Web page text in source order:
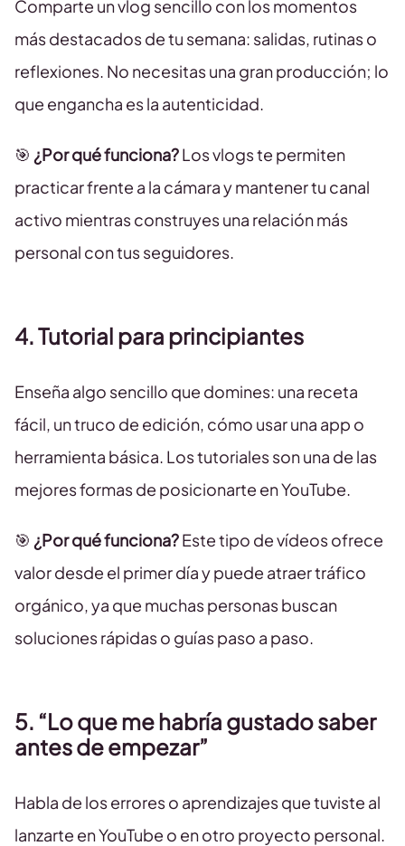
Comparte un vlog sencillo con los momentos
más destacados de tu semana: salidas, rutinas o
reflexiones. No necesitas una gran producción; lo
que engancha es la autenticidad.
🎯 ¿Por qué funciona?Los vlogs te permiten
practicar frente a la cámara y mantener tu canal
activo mientras construyes una relación más
personal con tus seguidores.
4. Tutorial para principiantes
Enseña algo sencillo que domines: una receta
fácil, un truco de edición, cómo usar una app o
herramienta básica. Los tutoriales son una de las
mejores formas de posicionarte en YouTube.
🎯 ¿Por qué funciona?Este tipo de vídeos ofrece
valor desde el primer día y puede atraer tráfico
orgánico, ya que muchas personas buscan
soluciones rápidas o guías paso a paso.
5. “Lo que me habría gustado saber
antes de empezar”
Habla de los errores o aprendizajes que tuviste al
lanzarte en YouTube o en otro proyecto personal.